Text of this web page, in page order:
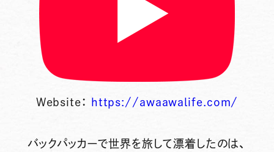
Website： https://awaawalife.com/
バックパッカーで世界を旅して漂着したのは、